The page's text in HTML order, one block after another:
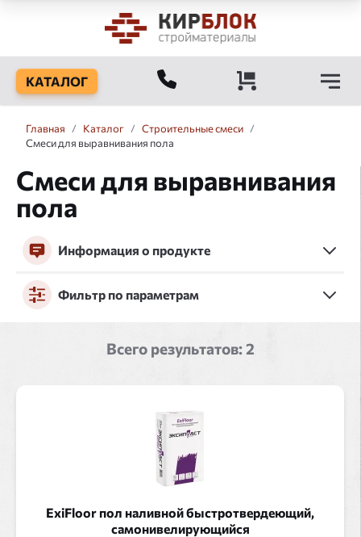
КАТАЛОГ
Главная / Каталог / Строительные смеси /
Смеси для выравнивания пола
Смеси для выравнивания
пола
Информация о продукте
Фильтр по параметрам
Всего результатов:2
ExiFloor пол наливной быстротвердеющий,
самонивелирующийся